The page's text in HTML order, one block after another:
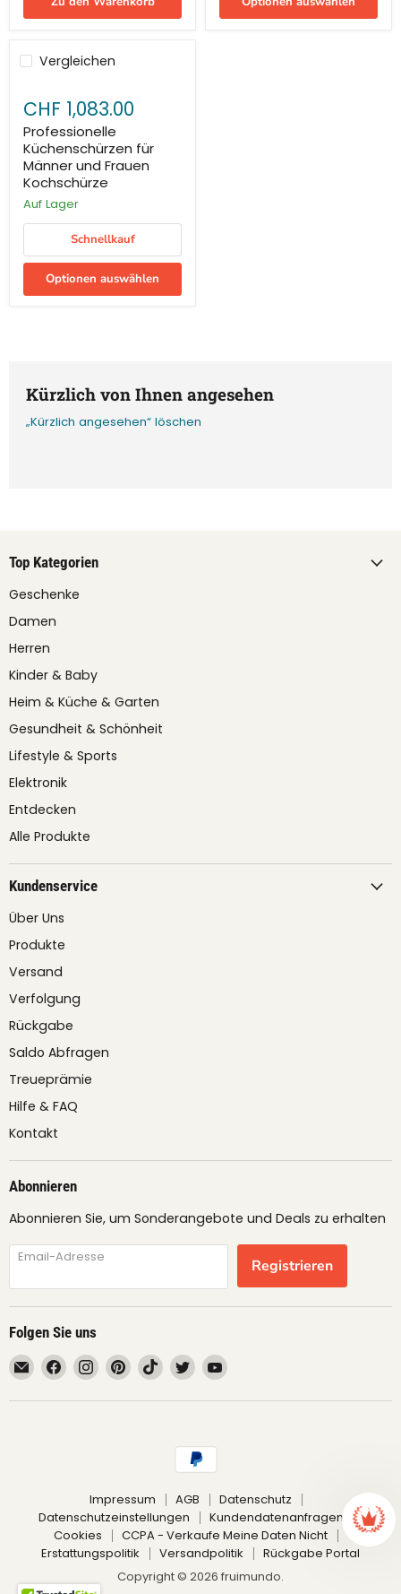
Vergleichen
CHF 1,083.00
Professionelle
Küchenschürzen für
Männer und Frauen
Kochschürze
Auf Lager
Schnellkauf
Optionen auswählen
Kürzlich von Ihnen angesehen
„Kürzlich angesehen“ löschen
Top Kategorien
Geschenke
Damen
Herren
Kinder & Baby
Heim & Küche & Garten
Gesundheit & Schönheit
Lifestyle & Sports
Elektronik
Entdecken
Alle Produkte
Kundenservice
Über Uns
Produkte
Versand
Verfolgung
Rückgabe
Saldo Abfragen
Treueprämie
Hilfe & FAQ
Kontakt
Abonnieren
Abonnieren Sie, um Sonderangebote und Deals zu erhalten
Email-Adresse Registrieren
Folgen Sie uns
Email
fruimundo
Finden
Sie
uns
Finden
Sie
uns
Finden
Sie
uns
Finden
Sie
uns
Finden
Sie
uns
Finden
uns
Impressum AGB
Datenschutz
Datenschutzeinstellungen
Kundendatenanfragen
Cookies
CCPA - Verkaufe Meine Daten Nicht
Erstattungspolitik
Versandpolitik
Rückgabe Portal
Copyright © 2026 fruimundo.